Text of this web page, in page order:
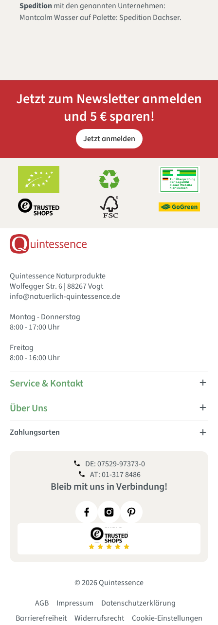
Speditionmit den genannten Unternehmen:
Montcalm Wasser auf Palette: Spedition Dachser.
Jetzt zum Newsletter anmelden
und 5 € sparen!
Jetzt anmelden
Quintessence Naturprodukte
Wolfegger Str. 6 | 88267 Vogt
info@natuerlich-quintessence.de
Montag - Donnerstag
8:00 - 17:00 Uhr
Freitag
8:00 - 16:00 Uhr
Service & Kontakt
Über Uns
Zahlungsarten
Bleib mit uns inVerbindung!
DE: 07529-97373-0
AT: 01-317 8486
© 2026 Quintessence
AGB
Impressum
Datenschutzerklärung
Barrierefreiheit
Widerrufsrecht Cookie-Einstellungen